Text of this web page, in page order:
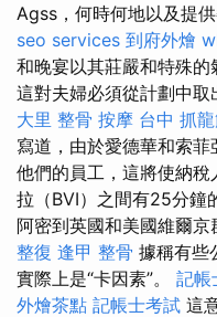
Agss，何時何地以及提
seo services 到府外燴
和晚宴以其莊嚴和特殊的
這對夫婦必須從計劃中取
大里 整骨 按摩 台中 抓
寫道，由於愛德華和索
他們的員工，這將使納
拉（BVI）之間有25分鐘
阿密到英國和美國維爾京
整復 逢甲 整骨 據稱有些
實際上是“卡因素”。 記帳
外燴茶點 記帳士考試 這